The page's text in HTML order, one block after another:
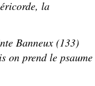
la
on prend le psaume